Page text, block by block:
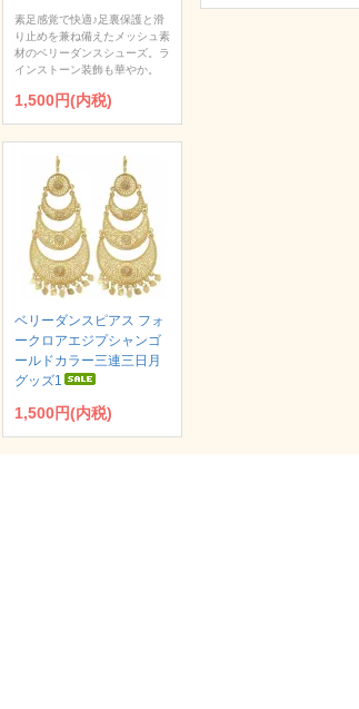
素足感覚で快適♪足裏保護と滑
り止めを兼ね備えたメッシュ素
材のベリーダンスシューズ。ラ
インストーン装飾も華やか。
1,500円(内税)
ベリーダンスピアス フォ
ークロアエジプシャンゴ
ールドカラー三連三日月
グッズ1
1,500円(内税)